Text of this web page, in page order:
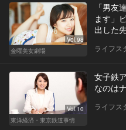
Vol.98
金曜美女劇場
「男友
ます」
出した
ライフス
Vol.10
東洋経済・東京鉄道事情
女子鉄
なのは
ライフス